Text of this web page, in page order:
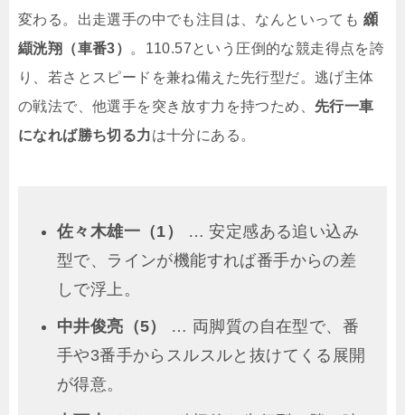
変わる。出走選手の中でも注目は、なんといっても 纐
纈洸翔（車番3）
。110.57という圧倒的な競走得点を誇
り、若さとスピードを兼ね備えた先行型だ。逃げ主体
の戦法で、他選手を突き放す力を持つため、 先行一車
になれば勝ち切る力は十分にある。
佐々木雄一（1）
… 安定感ある追い込み
型で、ラインが機能すれば番手からの差
しで浮上。
中井俊亮（5）
… 両脚質の自在型で、番
手や3番手からスルスルと抜けてくる展開
が得意。